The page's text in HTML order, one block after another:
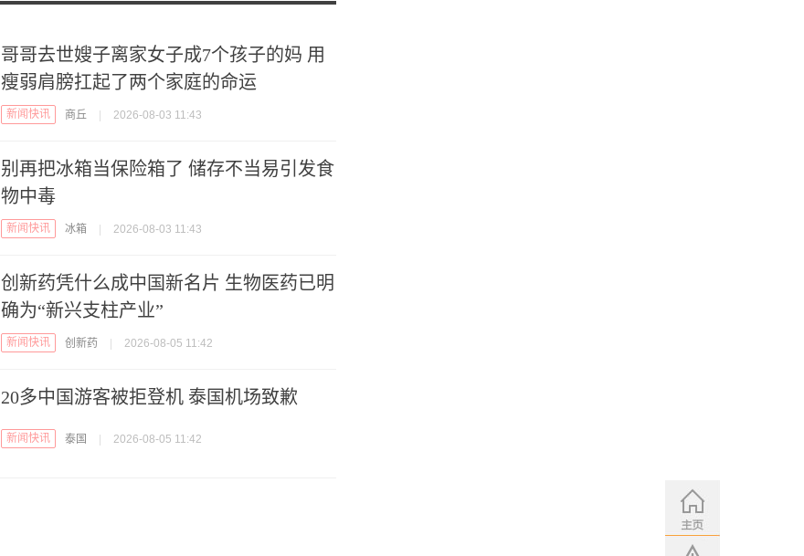
哥哥去世嫂子离家女子成7个孩子的妈 用
瘦弱肩膀扛起了两个家庭的命运
新闻快讯 商丘 | 2026-08-03 11:43
别再把冰箱当保险箱了 储存不当易引发食
物中毒
新闻快讯 冰箱 | 2026-08-03 11:43
创新药凭什么成中国新名片 生物医药已明
确为“新兴支柱产业”
新闻快讯 创新药 | 2026-08-05 11:42
20多中国游客被拒登机 泰国机场致歉
新闻快讯 泰国 | 2026-08-05 11:42